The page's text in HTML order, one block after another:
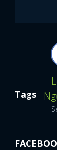
Tags